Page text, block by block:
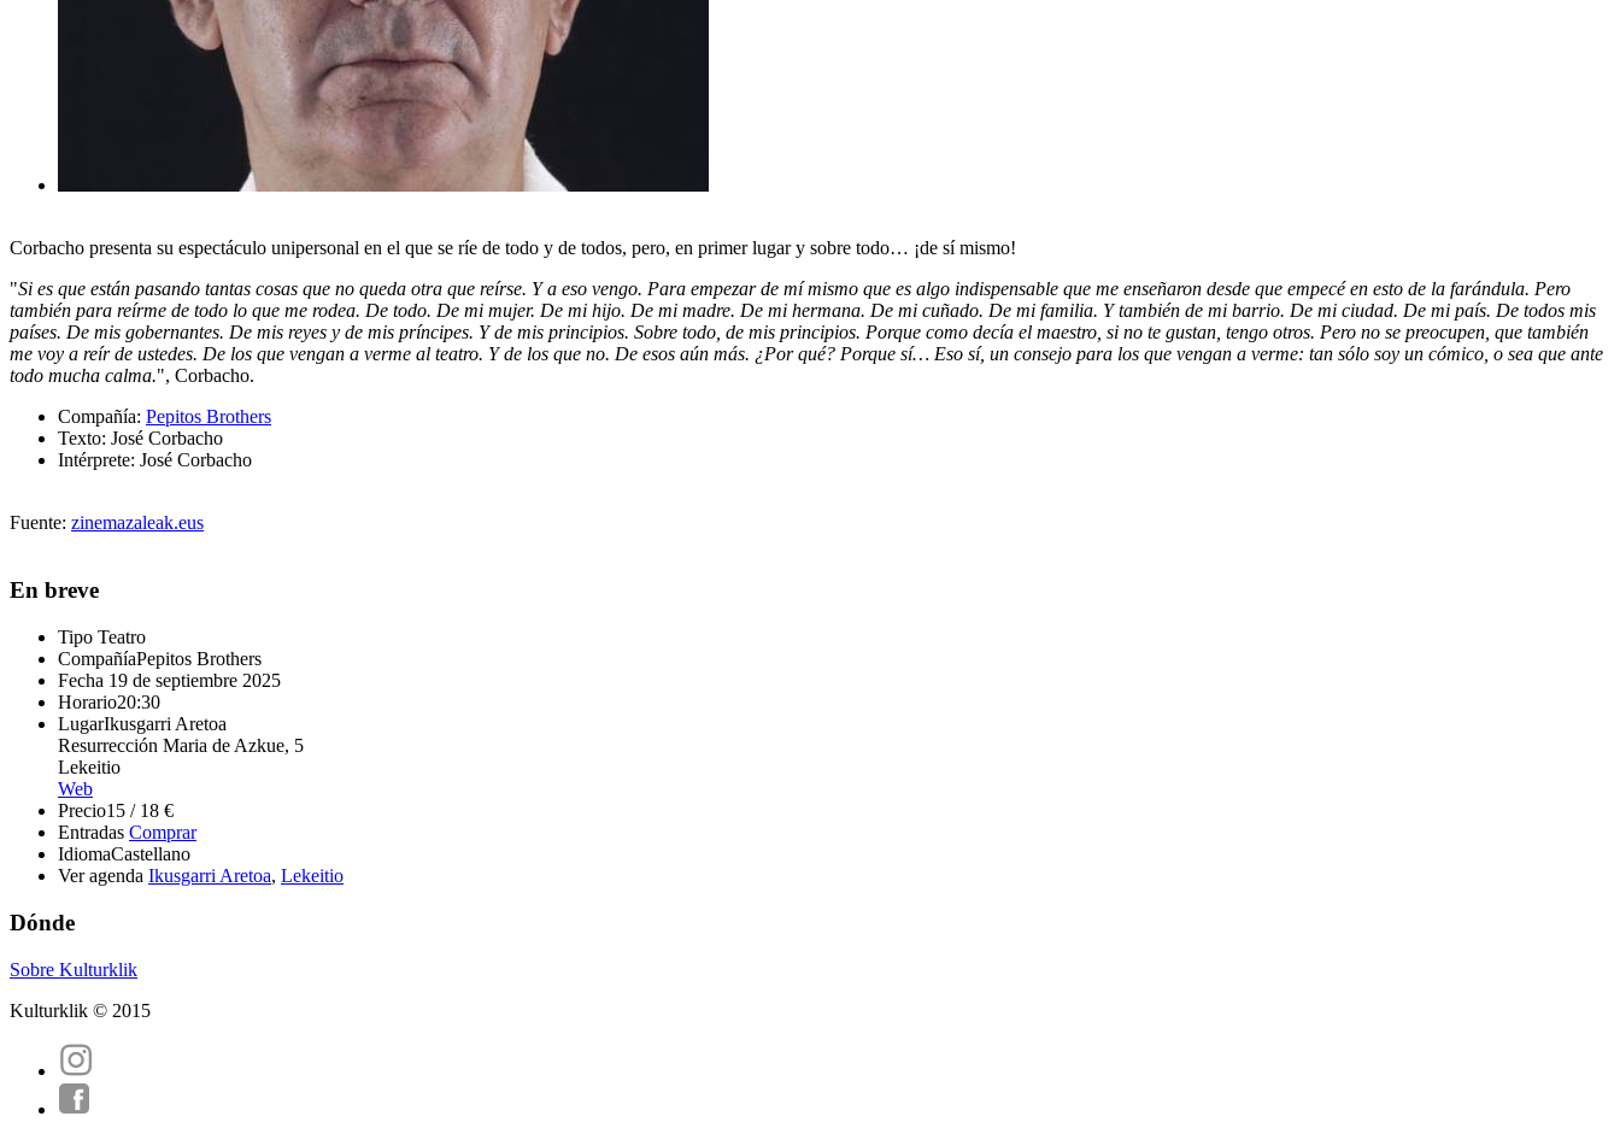
Corbacho presenta su espectáculo unipersonal en el que se ríe de todo y de todos, pero, en primer lugar y sobre todo… ¡de sí mismo!
"Si es que están pasando tantas cosas que no queda otra que reírse. Y a eso vengo. Para empezar de mí mismo que es algo indispensable que me enseñaron desde que empecé en esto de la farándula. Pero
también para reírme de todo lo que me rodea. De todo. De mi mujer. De mi hijo. De mi madre. De mi hermana. De mi cuñado. De mi familia. Y también de mi barrio. De mi ciudad. De mi país. De todos mis
países. De mis gobernantes. De mis reyes y de mis príncipes. Y de mis principios. Sobre todo, de mis principios. Porque como decía el maestro, si no te gustan, tengo otros. Pero no se preocupen, que también
me voy a reír de ustedes. De los que vengan a verme al teatro. Y de los que no. De esos aún más. ¿Por qué? Porque sí… Eso sí, un consejo para los que vengan a verme: tan sólo soy un cómico, o sea que ante
todo mucha calma.", Corbacho.
Compañía: Pepitos Brothers
Texto: José Corbacho
Intérprete: José Corbacho
Fuente: zinemazaleak.eus
En breve
Tipo Teatro
CompañíaPepitos Brothers
Fecha 19 de septiembre 2025
Horario20:30
LugarIkusgarri Aretoa
Resurrección Maria de Azkue, 5
Lekeitio
Web
Precio15 / 18 €
Entradas Comprar
IdiomaCastellano
Ver agenda Ikusgarri Aretoa, Lekeitio
Dónde
Sobre Kulturklik
Kulturklik © 2015